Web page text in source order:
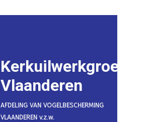
Kerkuilwerkgroep
Vlaanderen
AFDELING VAN VOGELBESCHERMING
VLAANDEREN v.z.w.